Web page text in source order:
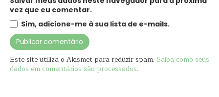
vez que eu comentar.
Sim, adicione-me à sua lista de e-mails.
Este site utiliza o Akismet para reduzir spam. Saiba como seus
dados em comentários são processados.